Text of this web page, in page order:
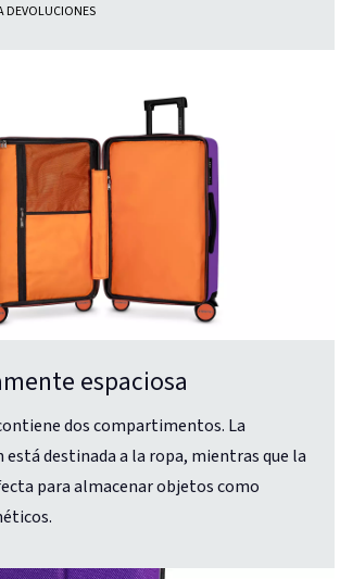
DEVOLUCIONES
espaciosa
dos compartimentos. La
está destinada a la ropa, mientras que la
para almacenar objetos como